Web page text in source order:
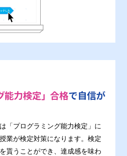
能力検定」合格で自信が
「プログラミング能力検定」に
業が検定対策になります。検定
貰うことができ、達成感を味わ